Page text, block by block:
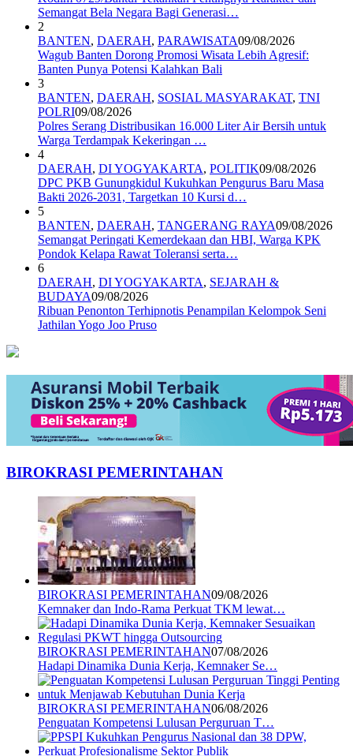
Semangat Bela Negara Bagi Generasi…
2
BANTEN, DAERAH, PARAWISATA09/08/2026
Wagub Banten Dorong Promosi Wisata Lebih Agresif:
Banten Punya Potensi Kalahkan Bali
3
BANTEN, DAERAH, SOSIAL MASYARAKAT, TNI
POLRI09/08/2026
Polres Serang Distribusikan 16.000 Liter Air Bersih untuk
Warga Terdampak Kekeringan …
4
DAERAH, DI YOGYAKARTA, POLITIK09/08/2026
DPC PKB Gunungkidul Kukuhkan Pengurus Baru Masa
Bakti 2026-2031, Targetkan 10 Kursi d…
5
BANTEN, DAERAH, TANGERANG RAYA09/08/2026
Semangat Peringati Kemerdekaan dan HBI, Warga KPK
Pondok Kelapa Rawat Toleransi serta…
6
DAERAH, DI YOGYAKARTA, SEJARAH &
BUDAYA09/08/2026
Ribuan Penonton Terhipnotis Penampilan Kelompok Seni
Jathilan Yogo Joo Pruso
BIROKRASI PEMERINTAHAN
BIROKRASI PEMERINTAHAN09/08/2026
Kemnaker dan Indo-Rama Perkuat TKM lewat…
BIROKRASI PEMERINTAHAN07/08/2026
Hadapi Dinamika Dunia Kerja, Kemnaker Se…
BIROKRASI PEMERINTAHAN06/08/2026
Penguatan Kompetensi Lulusan Perguruan T…